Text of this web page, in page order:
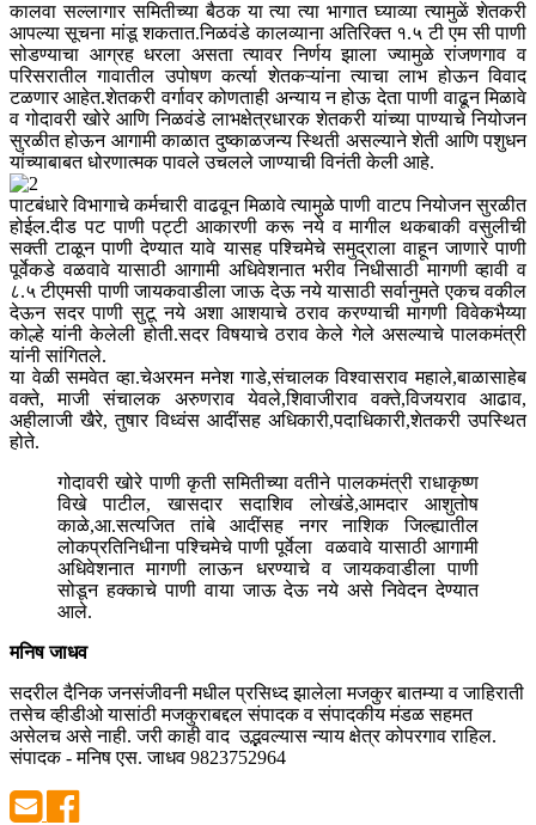
कालवा सल्लागार समितीच्या बैठक या त्या त्या भागात घ्याव्या त्यामुळें शेतकरी
आपल्या सूचना मांडू शकतात.निळवंडे कालव्याना अतिरिक्त १.५ टी एम सी पाणी
सोडण्याचा आग्रह धरला असता त्यावर निर्णय झाला ज्यामुळे रांजणगाव व
परिसरातील गावातील उपोषण कर्त्या शेतकऱ्यांना त्याचा लाभ होऊन विवाद
टळणार आहेत.शेतकरी वर्गावर कोणताही अन्याय न होऊ देता पाणी वाढून मिळावे
व गोदावरी खोरे आणि निळवंडे लाभक्षेत्रधारक शेतकरी यांच्या पाण्याचे नियोजन
सुरळीत होऊन आगामी काळात दुष्काळजन्य स्थिती असल्याने शेती आणि पशुधन
यांच्याबाबत धोरणात्मक पावले उचलले जाण्याची विनंती केली आहे.
पाटबंधारे विभागाचे कर्मचारी वाढवून मिळावे त्यामुळे पाणी वाटप नियोजन सुरळीत
होईल.दीड पट पाणी पट्टी आकारणी करू नये व मागील थकबाकी वसुलीची
सक्ती टाळून पाणी देण्यात यावे यासह पश्चिमेचे समुद्राला वाहून जाणारे पाणी
पूर्वेकडे वळवावे यासाठी आगामी अधिवेशनात भरीव निधीसाठी मागणी व्हावी व
८.५ टीएमसी पाणी जायकवाडीला जाऊ देऊ नये यासाठी सर्वानुमते एकच वकील
देऊन सदर पाणी सुटू नये अशा आशयाचे ठराव करण्याची मागणी विवेकभैय्या
कोल्हे यांनी केलेली होती.सदर विषयाचे ठराव केले गेले असल्याचे पालकमंत्री
यांनी सांगितले.
या वेळी समवेत व्हा.चेअरमन मनेश गाडे,संचालक विश्वासराव महाले,बाळासाहेब
वक्ते, माजी संचालक अरुणराव येवले,शिवाजीराव वक्ते,विजयराव आढाव,
अहीलाजी खैरे, तुषार विध्वंस आदींसह अधिकारी,पदाधिकारी,शेतकरी उपस्थित
होते.
गोदावरी खोरे पाणी कृती समितीच्या वतीने पालकमंत्री राधाकृष्ण
विखे पाटील, खासदार सदाशिव लोखंडे,आमदार आशुतोष
काळे,आ.सत्यजित तांबे आदींसह नगर नाशिक जिल्ह्यातील
लोकप्रतिनिधीना पश्चिमेचे पाणी पूर्वेला वळवावे यासाठी आगामी
अधिवेशनात मागणी लाऊन धरण्याचे व जायकवाडीला पाणी
सोडून हक्काचे पाणी वाया जाऊ देऊ नये असे निवेदन देण्यात
आले.
मनिष जाधव
सदरील दैनिक जनसंजीवनी मधील प्रसिध्द झालेला मजकुर बातम्या व जाहिराती
तसेच व्हीडीओ यासांठी मजकुराबद्दल संपादक व संपादकीय मंडळ सहमत
असेलच असे नाही. जरी काही वाद उद्भवल्यास न्याय क्षेत्र कोपरगाव राहिल.
संपादक - मनिष एस. जाधव 9823752964